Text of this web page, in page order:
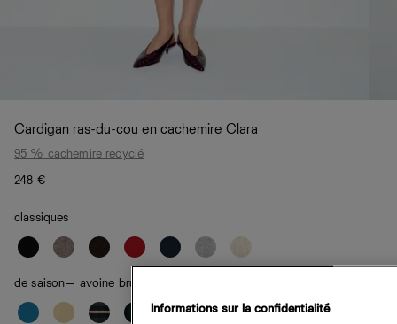
Cardigan ras-du-cou en cachemire Clara
95 % cachemire recyclé
248 €
classiques
de saison— avoine brun à rayures
Informations sur la confidentialité